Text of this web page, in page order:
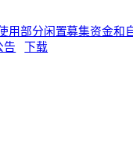
用部分闲置募集资金和
告
下载